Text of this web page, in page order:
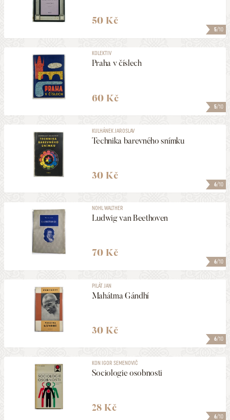
5/10
50 Kč
5/10
KOLEKTIV
Praha v číslech
60 Kč
6/10
KULHÁNEK JAROSLAV
Technika barevného snímku
30 Kč
6/10
NOHL WALTHER
Ludwig van Beethoven
70 Kč
6/10
PILÁT JAN
Mahátma Gándhí
30 Kč
6/10
KON IGOR SEMENOVIČ
Sociologie osobnosti
28 Kč